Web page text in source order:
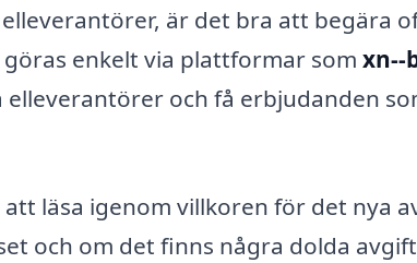
är det bra att begära
enkelt via plattformar som xn--
och få erbjudanden
läsa igenom villkoren för det nya
och om det finns några dolda